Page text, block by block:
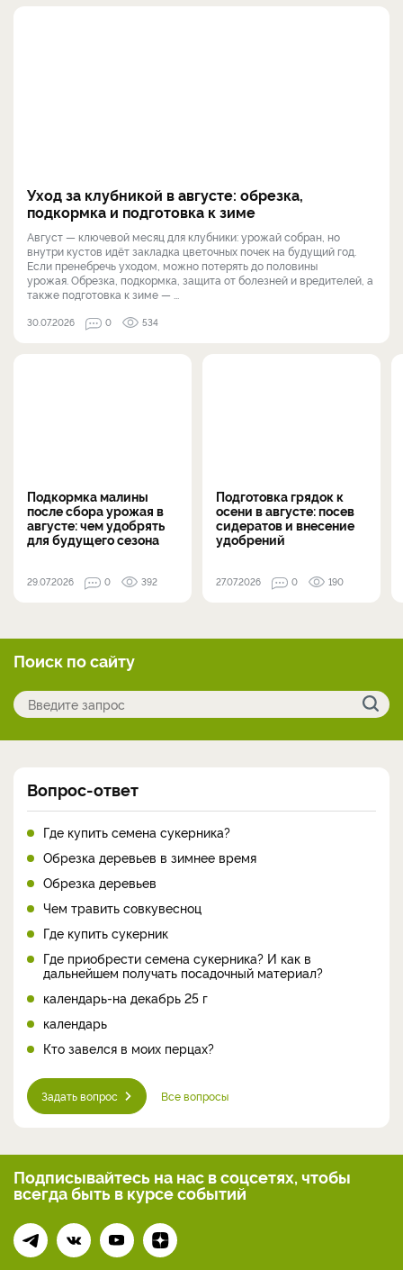
Уход за клубникой в августе: обрезка,
подкормка и подготовка к зиме
Август — ключевой месяц для клубники: урожай собран, но
внутри кустов идёт закладка цветочных почек на будущий год.
Если пренебречь уходом, можно потерять до половины
урожая. Обрезка, подкормка, защита от болезней и вредителей, а
также подготовка к зиме — ...
30.07.2026 0 534
Подкормка малины
после сбора урожая в
августе: чем удобрять
для будущего сезона
29.07.2026 0 392
Подготовка грядок к
осени в августе: посев
сидератов и внесение
удобрений
27.07.2026 0 190
Поиск по сайту
Вопрос-ответ
Где купить семена сукерника?
Обрезка деревьев в зимнее время
Обрезка деревьев
Чем травить совкувесноц
Где купить сукерник
Где приобрести семена сукерника? И как в
дальнейшем получать посадочный материал?
календарь-на декабрь 25 г
календарь
Кто завелся в моих перцах?
Задать вопрос Все вопросы
Подписывайтесь на нас в соцсетях, чтобы
всегдабыть в курсе событий